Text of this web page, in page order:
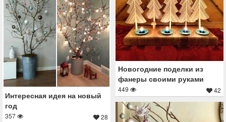
Новогодние поделки из
фанеры своими руками
449 42
Интересная идея на новый
год
357 28